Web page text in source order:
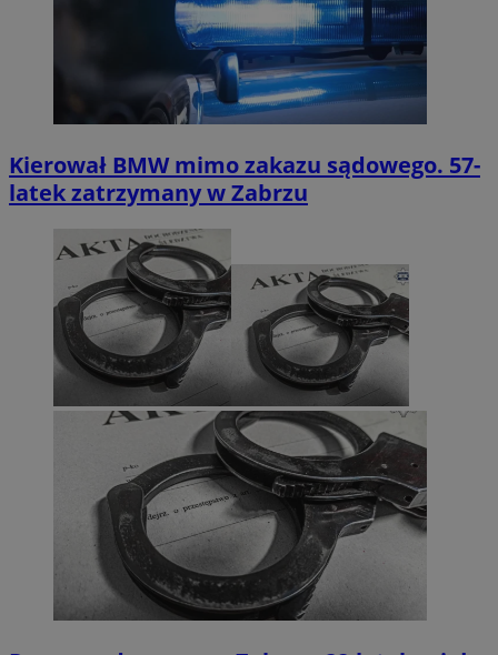
Kierował BMW mimo zakazu sądowego. 57-
latek zatrzymany w Zabrzu